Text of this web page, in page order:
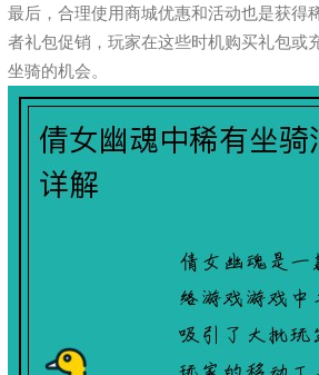
最后，合理使用商城优惠和活动也是获得
者礼包促销，玩家在这些时机购买礼包或
坐骑的机会。